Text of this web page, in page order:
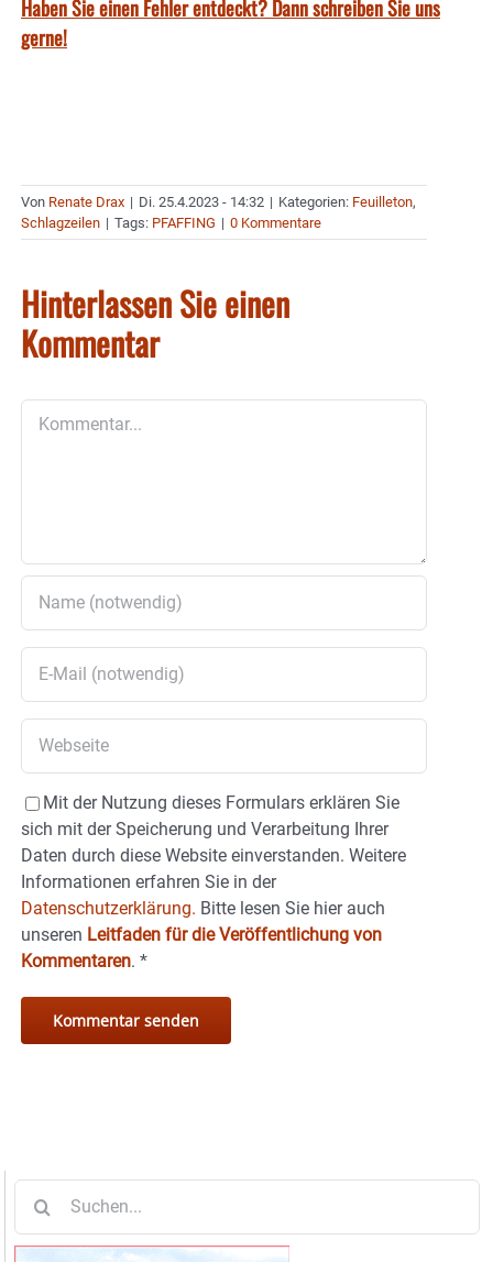
Haben Sie einen Fehler entdeckt? Dann schreiben Sie uns
gerne!
Von Renate Drax | Di. 25.4.2023 - 14:32 | Kategorien: Feuilleton,
Schlagzeilen | Tags: PFAFFING | 0 Kommentare
Hinterlassen Sie einen
Kommentar
Mit der Nutzung dieses Formulars erklären Sie
sich mit der Speicherung und Verarbeitung Ihrer
Daten durch diese Website einverstanden. Weitere
Informationen erfahren Sie in der
Datenschutzerklärung. Bitte lesen Sie hier auch
unseren Leitfaden für die Veröffentlichung von
Kommentaren. *
nach: